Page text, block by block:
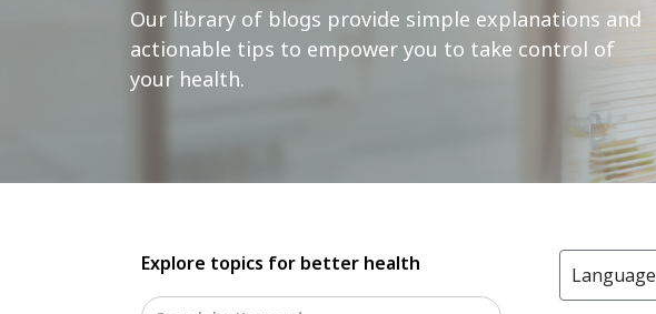
Our library of blogs provide simple explanations and
actionable tips to empower you to take control of
your health.
Explore topics for better health Language